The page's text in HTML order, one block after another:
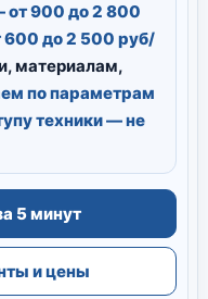
от 900 до 2 800
600 до 2 500 руб/
материалам,
по параметрам
техники — не
5 минут
и цены